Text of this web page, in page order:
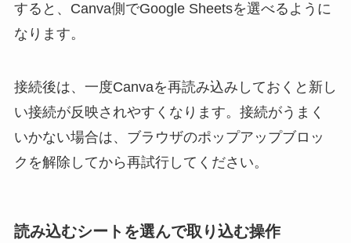
すると、Canva側でGoogle Sheetsを選べるように
なります。
接続後は、一度Canvaを再読み込みしておくと新し
い接続が反映されやすくなります。接続がうまく
いかない場合は、ブラウザのポップアップブロッ
クを解除してから再試行してください。
読み込むシートを選んで取り込む操作